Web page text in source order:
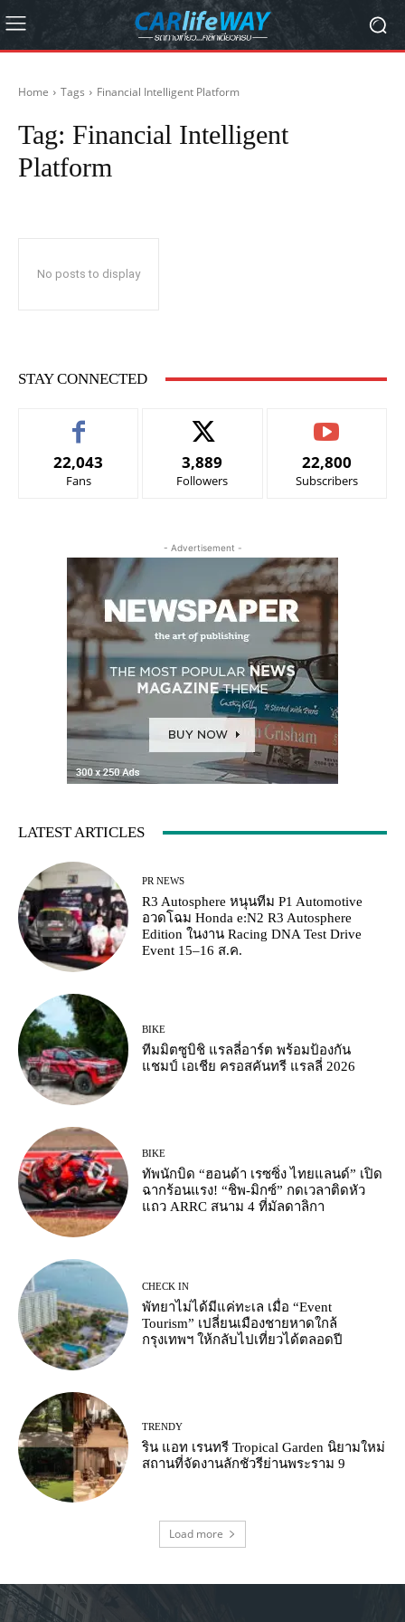
Home Tags Financial Intelligent Platform
Tag: Financial Intelligent
Platform
No posts to display
STAY CONNECTED
22,043
Fans
3,889
Followers
22,800
Subscribers
- Advertisement -
LATEST ARTICLES
PR NEWS
R3 Autosphere หนุนทีม P1 Automotive
อวดโฉม Honda e:N2 R3 Autosphere
Edition ในงาน Racing DNA Test Drive
Event 15–16 ส.ค.
BIKE
ทีมมิตซูบิชิ แรลลี่อาร์ต พร้อมป้องกัน
แชมป์ เอเชีย ครอสคันทรี แรลลี่ 2026
BIKE
ทัพนักบิด “ฮอนด้า เรซซิ่ง ไทยแลนด์” เปิด
ฉากร้อนแรง! “ชิพ-มิกซ์” กดเวลาติดหัว
แถว ARRC สนาม 4 ที่มัลดาลิกา
CHECK IN
พัทยาไม่ได้มีแค่ทะเล เมื่อ “Event
Tourism” เปลี่ยนเมืองชายหาดใกล้
กรุงเทพฯ ให้กลับไปเที่ยวได้ตลอดปี
TRENDY
ริน แอท เรนทรี Tropical Garden นิยามใหม่
สถานที่จัดงานลักชัวรีย่านพระราม 9
Load more